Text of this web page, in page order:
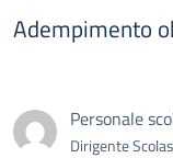
Adempimento
Personale
Dirigente